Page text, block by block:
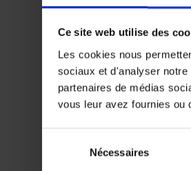
Ce site web utilise des
Les cookies nous
sociaux et d'analyser
partenaires de médias
vous leur avez fournies ou
Nécessaires